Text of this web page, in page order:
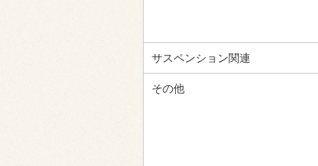
サスペンション関連
その他